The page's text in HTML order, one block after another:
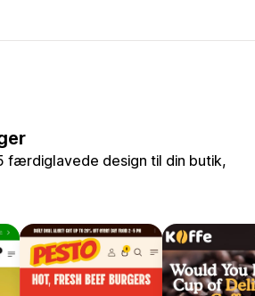
færdiglavede design til din butik,